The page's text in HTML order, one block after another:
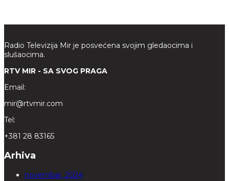
Radio Televizija Mir je posvećena svojim gledaocima i
slušaocima.
RTV MIR - SA SVOG PRAGA
Email:
mir@rtvmir.com
Tel:
+381 28 83165
Arhiva
novembar, 2024